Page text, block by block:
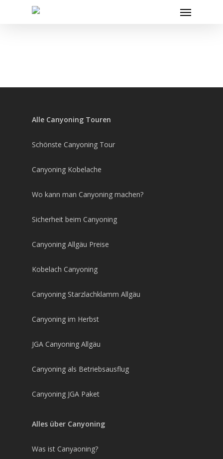
Menu
Alle Canyoning Touren
Schönste Canyoning Tour
Canyoning Kobelache
Wo kann man Canyoning machen?
Sicherheit beim Canyoning
Canyoning Allgäu Preise
Kobelach Canyoning
Canyoning Starzlachklamm Allgäu
Canyoning im Herbst
JGA Canyoning Allgäu
Canyoning als Betriebsausflug
Canyoning JGA Paket
Alles über Canyoning
Was ist Canyaoning?